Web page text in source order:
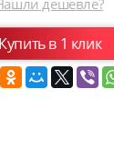
Купить в 1 клик